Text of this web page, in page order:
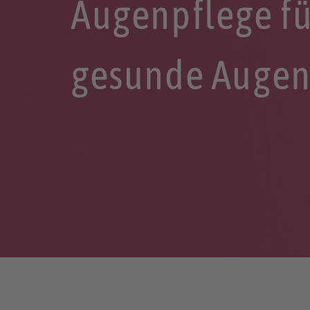
Augenpflege
gesunde